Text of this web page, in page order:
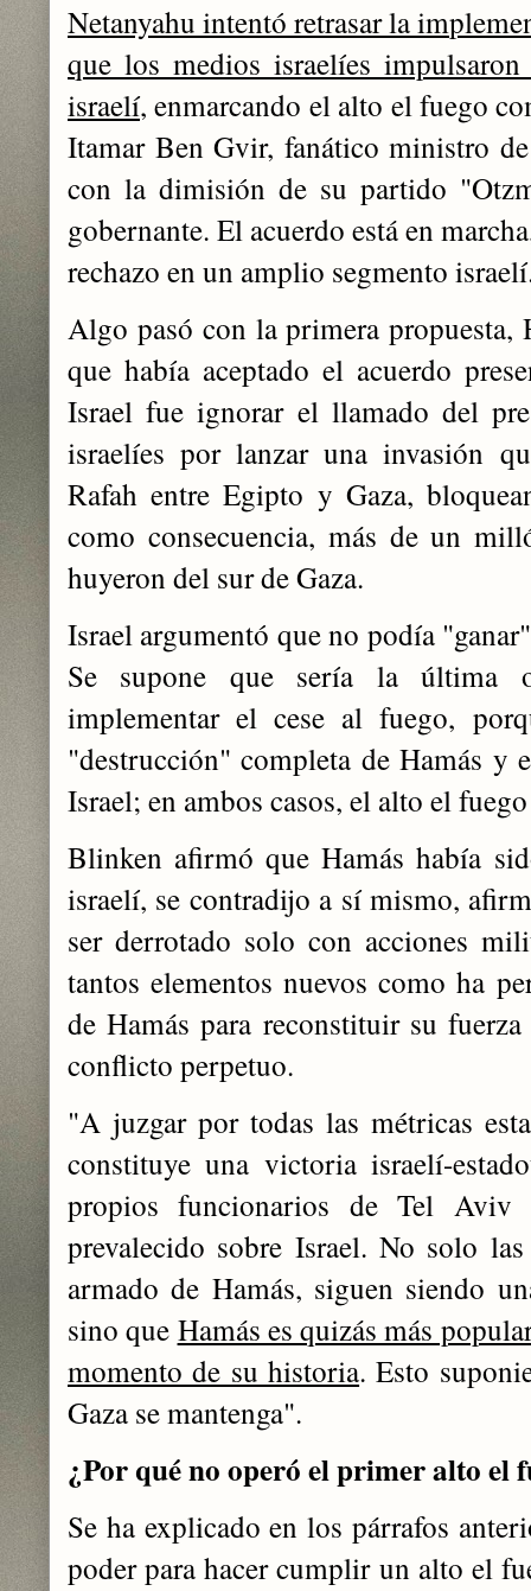
Netanyahu intentó retrasar la
que los medios israelíes
israelí, enmarcando el alto el fuego
Itamar Ben Gvir, fanático ministro
con la dimisión de su partido
gobernante. El acuerdo está en
rechazo en un amplio segmento
Algo pasó con la primera propuesta,
que había aceptado el acuerdo
Israel fue ignorar el llamado del
israelíes por lanzar una invasión
Rafah entre Egipto y Gaza,
como consecuencia, más de un
huyeron del sur de Gaza.
Israel argumentó que no podía
Se supone que sería la última
implementar el cese al fuego,
"destrucción" completa de Hamás y
Israel; en ambos casos, el alto el
Blinken afirmó que Hamás había
israelí, se contradijo a sí mismo,
ser derrotado solo con acciones
tantos elementos nuevos como ha
de Hamás para reconstituir su
conflicto perpetuo.
"A juzgar por todas las métricas
constituye una victoria israelí-
propios funcionarios de Tel Aviv
prevalecido sobre Israel. No solo
armado de Hamás, siguen siendo
sino que Hamás es quizás más
momento de su historia. Esto
Gaza se mantenga".
¿Por qué no operó el primer alto el
Se ha explicado en los párrafos
poder para hacer cumplir un alto el